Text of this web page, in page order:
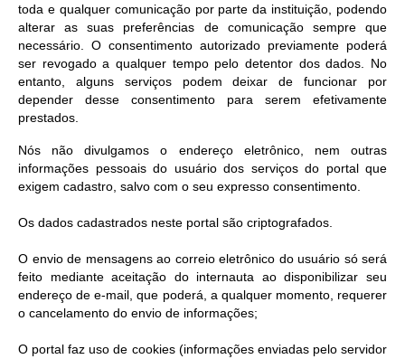
toda e qualquer comunicação por parte da instituição, podendo
alterar as suas preferências de comunicação sempre que
necessário. O consentimento autorizado previamente poderá
ser revogado a qualquer tempo pelo detentor dos dados. No
entanto, alguns serviços podem deixar de funcionar por
depender desse consentimento para serem efetivamente
prestados.
Nós não divulgamos o endereço eletrônico, nem outras
informações pessoais do usuário dos serviços do portal que
exigem cadastro, salvo com o seu expresso consentimento.
Os dados cadastrados neste portal são criptografados.
O envio de mensagens ao correio eletrônico do usuário só será
feito mediante aceitação do internauta ao disponibilizar seu
endereço de e-mail, que poderá, a qualquer momento, requerer
o cancelamento do envio de informações;
O portal faz uso de cookies (informações enviadas pelo servidor